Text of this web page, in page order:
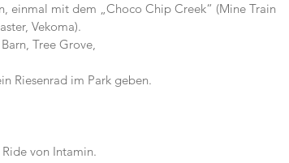
einmal mit dem „Choco Chip Creek“ (Mine Train
Vekoma).
Tree Grove,
Riesenrad im Park geben.
einen Flume Ride von Intamin.